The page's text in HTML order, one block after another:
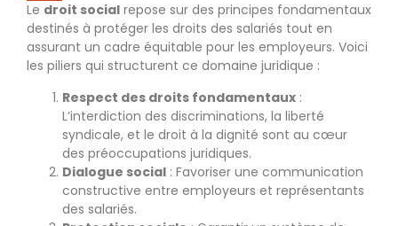
Le droit social repose sur des principes fondamentaux
destinés à protéger les droits des salariés tout en
assurant un cadre équitable pour les employeurs. Voici
les piliers qui structurent ce domaine juridique :
Respect des droits fondamentaux :
L’interdiction des discriminations, la liberté
syndicale, et le droit à la dignité sont au cœur
des préoccupations juridiques.
Dialogue social : Favoriser une communication
constructive entre employeurs et représentants
des salariés.